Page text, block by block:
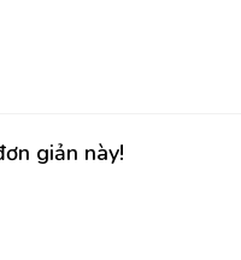
giản này!